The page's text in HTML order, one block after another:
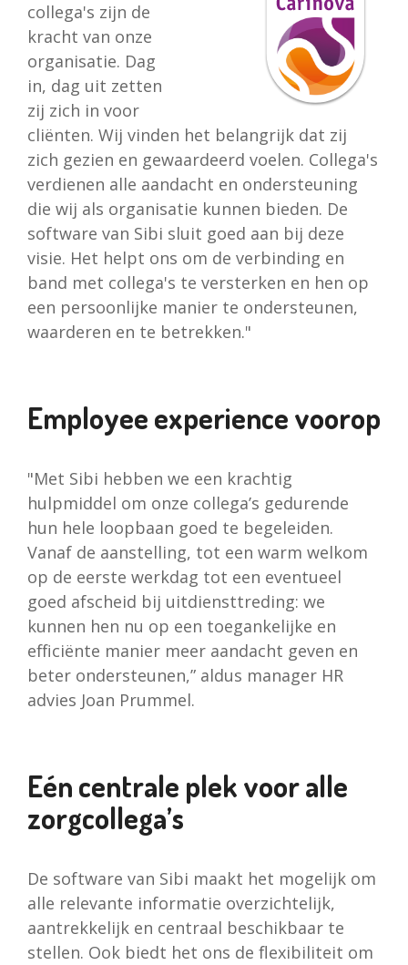
collega's zijn de
kracht van onze
organisatie. Dag
in, dag uit zetten
zij zich in voor
cliënten. Wij vinden het belangrijk dat zij
zich gezien en gewaardeerd voelen. Collega's
verdienen alle aandacht en ondersteuning
die wij als organisatie kunnen bieden. De
software van Sibi sluit goed aan bij deze
visie. Het helpt ons om de verbinding en
band met collega's te versterken en hen op
een persoonlijke manier te ondersteunen,
waarderen en te betrekken."
Employee experience voorop
"Met Sibi hebben we een krachtig
hulpmiddel om onze collega’s gedurende
hun hele loopbaan goed te begeleiden.
Vanaf de aanstelling, tot een warm welkom
op de eerste werkdag tot een eventueel
goed afscheid bij uitdiensttreding: we
kunnen hen nu op een toegankelijke en
efficiënte manier meer aandacht geven en
beter ondersteunen,” aldus manager HR
advies Joan Prummel.
Eén centrale plek voor alle
zorgcollega’s
De software van Sibi maakt het mogelijk om
alle relevante informatie overzichtelijk,
aantrekkelijk en centraal beschikbaar te
stellen. Ook biedt het ons de flexibiliteit om